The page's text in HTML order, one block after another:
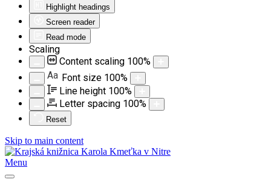
Highlight headings
Screen reader
Read mode
Scaling
Content scaling 100%
Aa Font size 100%
Line height 100%
Letter spacing 100%
Reset
Skip to main content
Menu